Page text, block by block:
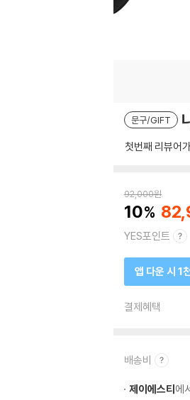
문구/GIFT
첫번째 리뷰어
92,000원
10
YES포인트
앱 다운 시 1
결제혜택
배송비
제이에스티에